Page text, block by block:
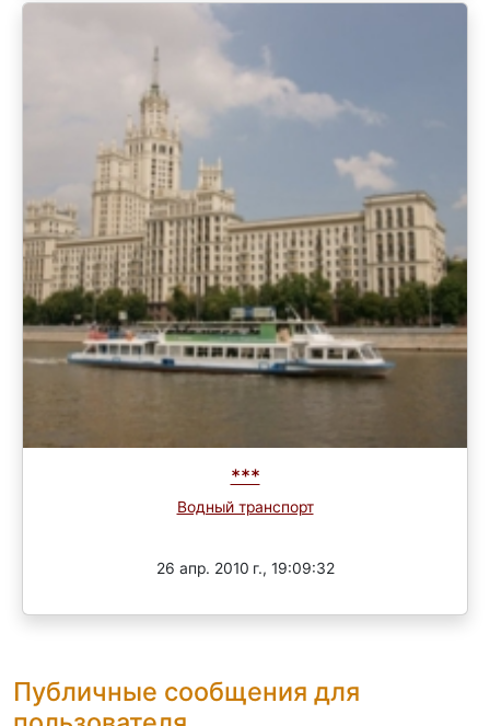
***
Водный транспорт
26 апр. 2010 г., 19:09:32
Публичные сообщения для